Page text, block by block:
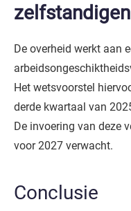
zelfstandigen
De overheid werkt aan
Het wetsvoorstel
derde kwartaal van
De invoering van deze
voor 2027 verwacht.
Conclusie